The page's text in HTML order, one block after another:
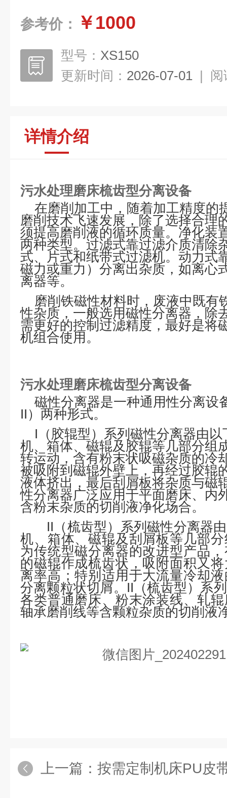
参考价： ￥1000
型号： XS150
更新时间： 2026-07-01 | 阅
详情介绍
污水处理磨床梳齿型分离设备
在磨削加工中，随着加工精度的
磨削技术飞速发展，除了选择合理
须提高磨削液的循环质量。净化装
两种类型。过滤式靠过滤介质清除
式、片式和纸带式过滤机。动力式
磁力或重力）分离出杂质，如离心
离器等。
磨削铁磁性材料时，废液中既有
性杂质，一般选用磁性分离器，除
需更好的控制过滤精度，最好是将
机组合使用。
污水处理磨床梳齿型分离设备
磁性分离器是一种通用性分离设
II）两种形式。
I（胶辊型）系列磁性分离器由
机、箱体、磁辊及胶辊等几部分组
转运动，含有粉末状吸磁杂质的冷
被吸附到磁辊外壁上，再经过胶辊
液体挤出，最后刮屑板将杂质与磁
性分离器广泛应用于平面磨床、内
含粉末杂质的切削液净化场合。
II（梳齿型）系列磁性分离器
机、箱体、磁辊及刮屑板等几部
为传统型磁分离器的改进型产品
的磁辊作成梳齿状，吸附面积又
离率高；特别适用于大流量冷却
分离颗粒状切屑。II（梳齿型）系
各类普通磨床、粉末涂装线、 轧
轴承磨削线等含颗粒杂质的切削液
上一篇： 按需定制机床PU皮